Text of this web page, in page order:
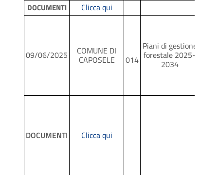
DOCUMENTI Clicca qui
09/06/2025 COMUNE DI
CAPOSELE 014
Piani di gestione
forestale 2025-
2034
DOCUMENTI Clicca qui